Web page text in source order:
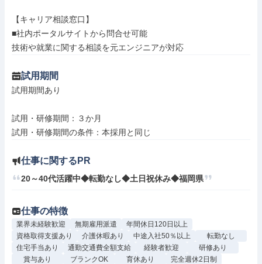
【キャリア相談窓口】
■社内ポータルサイトから問合せ可能
技術や就業に関する相談を元エンジニアが対応
試用期間
試用期間あり
試用・研修期間：３か月
仕事に関するPR
20～40代活躍中◆転勤なし◆土日祝休み◆福岡県
仕事の特徴
業界未経験歓迎 無期雇用派遣
年間休日120日以上
資格取得支援あり
介護休暇あり 中途入社50％以上
転勤なし
住宅手当あり
通勤交通費全額支給 経験者歓迎
研修あり
賞与あり
ブランクOK 育休あり
完全週休2日制